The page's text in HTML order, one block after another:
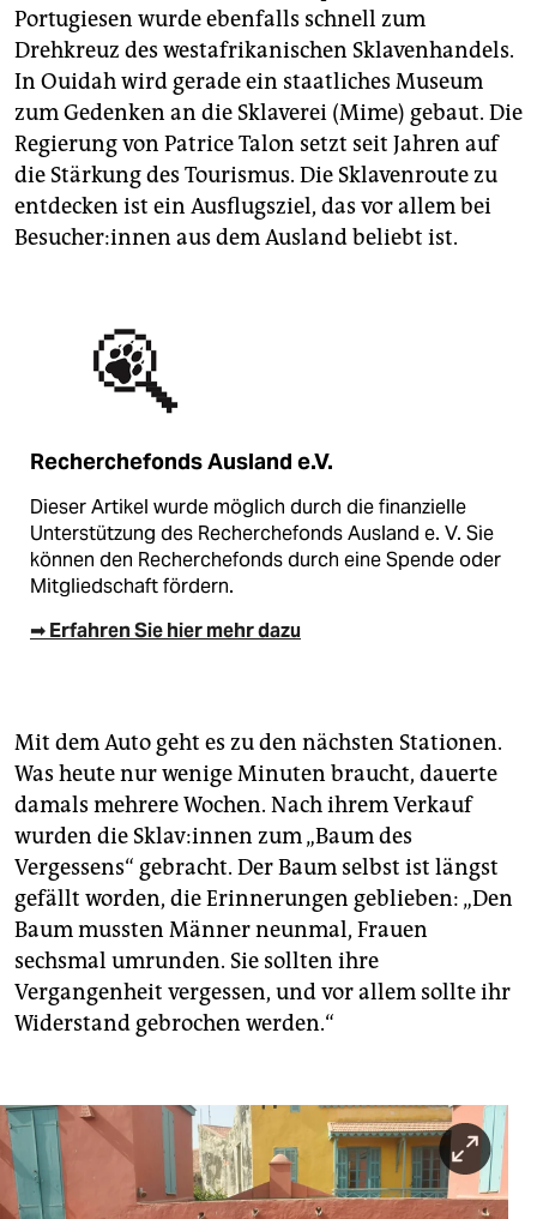
Portugiesen wurde ebenfalls schnell zum
Drehkreuz des westafrikanischen Sklavenhandels.
In Ouidah wird gerade ein staatliches Museum
zum Gedenken an die Sklaverei (Mime) gebaut. Die
Regierung von Patrice Talon setzt seit Jahren auf
die Stärkung des Tourismus. Die Sklavenroute zu
entdecken ist ein Ausflugsziel, das vor allem bei
Be­su­che­r:in­nen aus dem Ausland beliebt ist.
Recherchefonds Ausland e.V.
Dieser Artikel wurde möglich durch die finanzielle
Unterstützung des Recherchefonds Ausland e. V. Sie
können den Recherchefonds durch eine Spende oder
Mitgliedschaft fördern.
➡ Erfahren Sie hier mehr dazu
Mit dem Auto geht es zu den nächsten Stationen.
Was heute nur wenige Minuten braucht, dauerte
damals mehrere Wochen. Nach ihrem Verkauf
wurden die Skla­v:in­nen zum „Baum des
Vergessens“ gebracht. Der Baum selbst ist längst
gefällt worden, die Erinnerungen geblieben: „Den
Baum mussten Männer neunmal, Frauen
sechsmal umrunden. Sie sollten ihre
Vergangenheit vergessen, und vor allem sollte ihr
Widerstand gebrochen werden.“